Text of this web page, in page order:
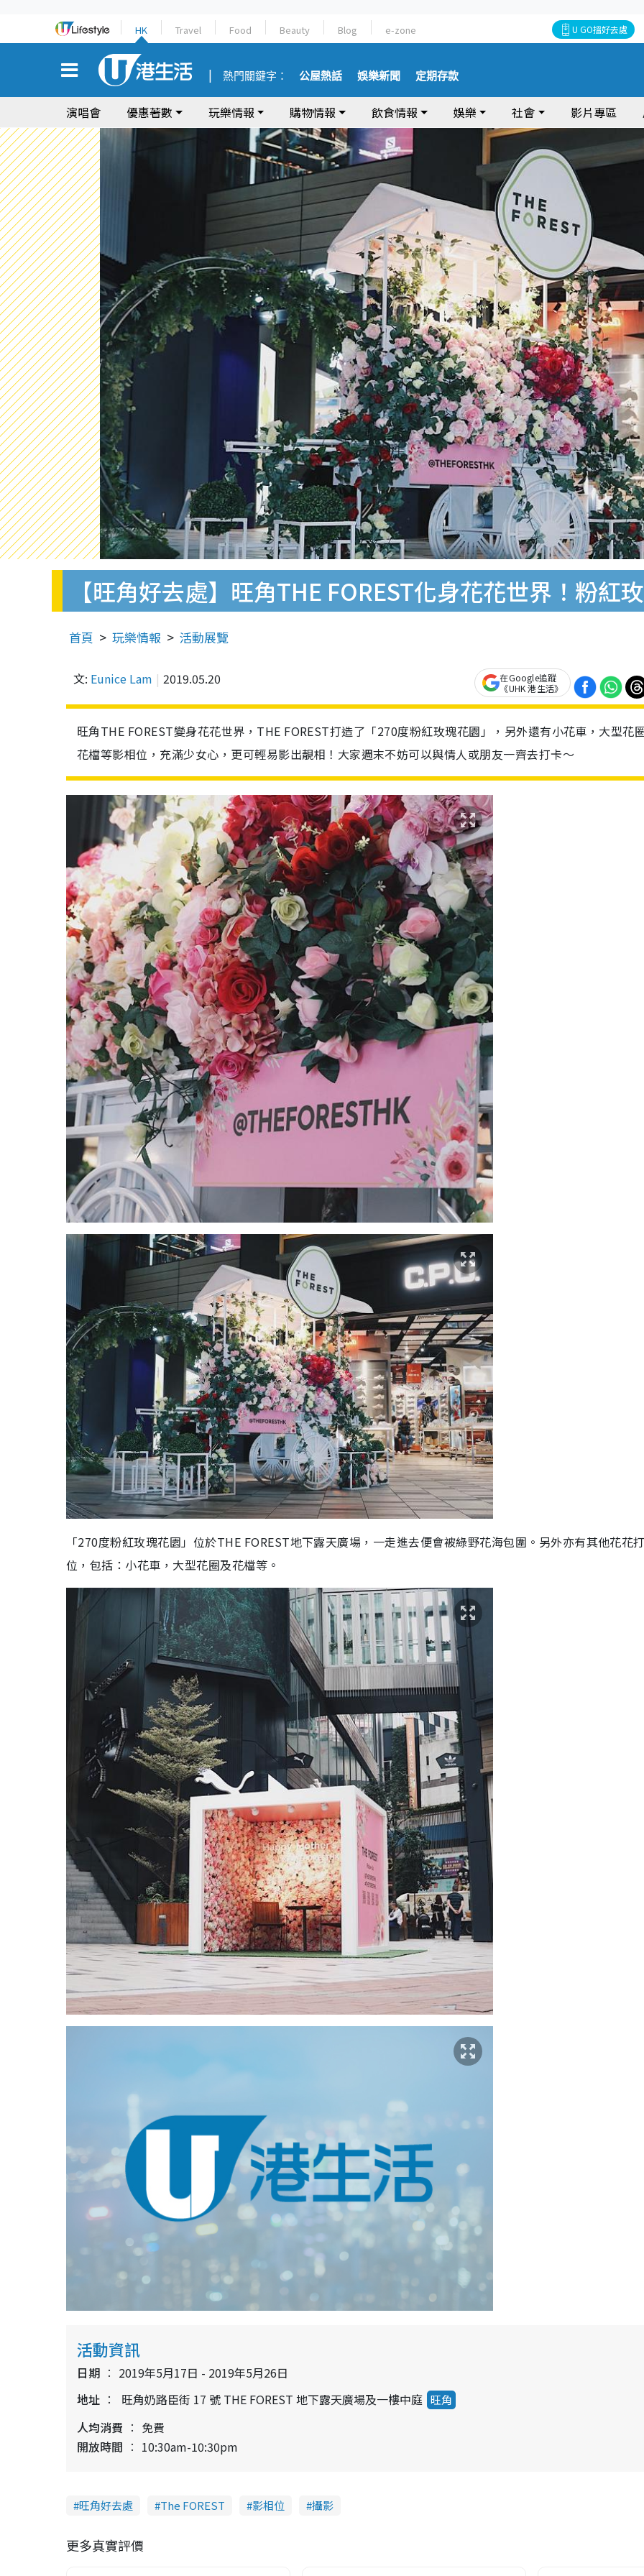
HK Travel Food Beauty Blog e-zone U GO搵好去處
熱門關鍵字： 公屋熱話 娛樂新聞 定期存款
演唱會 優惠著數 玩樂情報 購物情報 飲食情報 娛樂 社會 影片專區
【旺角好去處】旺角THE FOREST化身花花世界！粉紅
首頁 玩樂情報 活動展覽
文: Eunice Lam 2019.05.20
在Google追蹤
《UHK 港生活》
旺角THE FOREST變身花花世界，THE FOREST打造了「270度粉紅玫瑰花園」，另外還有小花車，大型花
花檔等影相位，充滿少女心，更可輕易影出靚相！大家週末不妨可以與情人或朋友一齊去打卡～
「270度粉紅玫瑰花園」位於THE FOREST地下露天廣場，一走進去便會被綠野花海包圍。另外亦有其他花花
位，包括：小花車，大型花圈及花檔等。
活動資訊
日期
2019年5月17日 - 2019年5月26日
地址
旺角奶路臣街 17 號 THE FOREST 地下露天廣場及一樓中庭 旺角
人均消費
免費
開放時間
10:30am-10:30pm
旺角好去處 The FOREST 影相位 攝影
更多真實評價